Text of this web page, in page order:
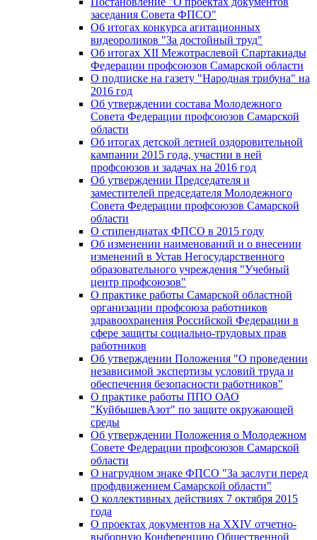
заседания Совета ФПСО"
Об итогах конкурса агитационных
видеороликов "За достойный труд"
Об итогах XII Межотраслевой Спартакиады
Федерации профсоюзов Самарской области
О подписке на газету "Народная трибуна" на
2016 год
Об утверждении состава Молодежного
Совета Федерации профсоюзов Самарской
области
Об итогах детской летней оздоровительной
кампании 2015 года, участии в ней
профсоюзов и задачах на 2016 год
Об утверждении Председателя и
заместителей председателя Молодежного
Совета Федерации профсоюзов Самарской
области
О стипендиатах ФПСО в 2015 году
Об изменении наименований и о внесении
изменений в Устав Негосударственного
образовательного учреждения "Учебный
центр профсоюзов"
О практике работы Самарской областной
организации профсоюза работников
здравоохранения Российской Федерации в
сфере защиты социально-трудовых прав
работников
Об утверждении Положения "О проведении
независимой экспертизы условий труда и
обеспечения безопасности работников"
О практике работы ППО ОАО
"КуйбышевАзот" по защите окружающей
среды
Об утверждении Положения о Молодежном
Совете Федерации профсоюзов Самарской
области
О нагрудном знаке ФПСО "За заслуги перед
профдвижением Самарской области"
О коллективных действиях 7 октября 2015
года
О проектах документов на XXIV отчетно-
выборную Конференцию Общественной